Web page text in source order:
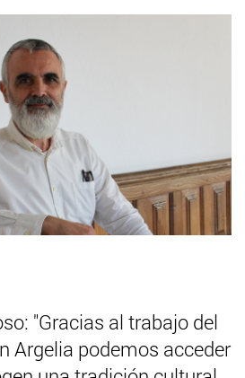
"Gracias al trabajo del
Argelia podemos acceder